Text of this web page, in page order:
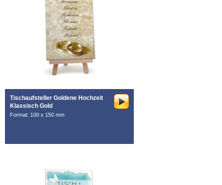
Tischaufsteller Goldene Hochzeit
Klassisch Gold
Format: 100 x 150 mm